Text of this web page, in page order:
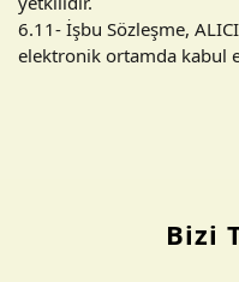
6.11- İşbu Sözleşme,
elektronik ortamda kabul
Bizi